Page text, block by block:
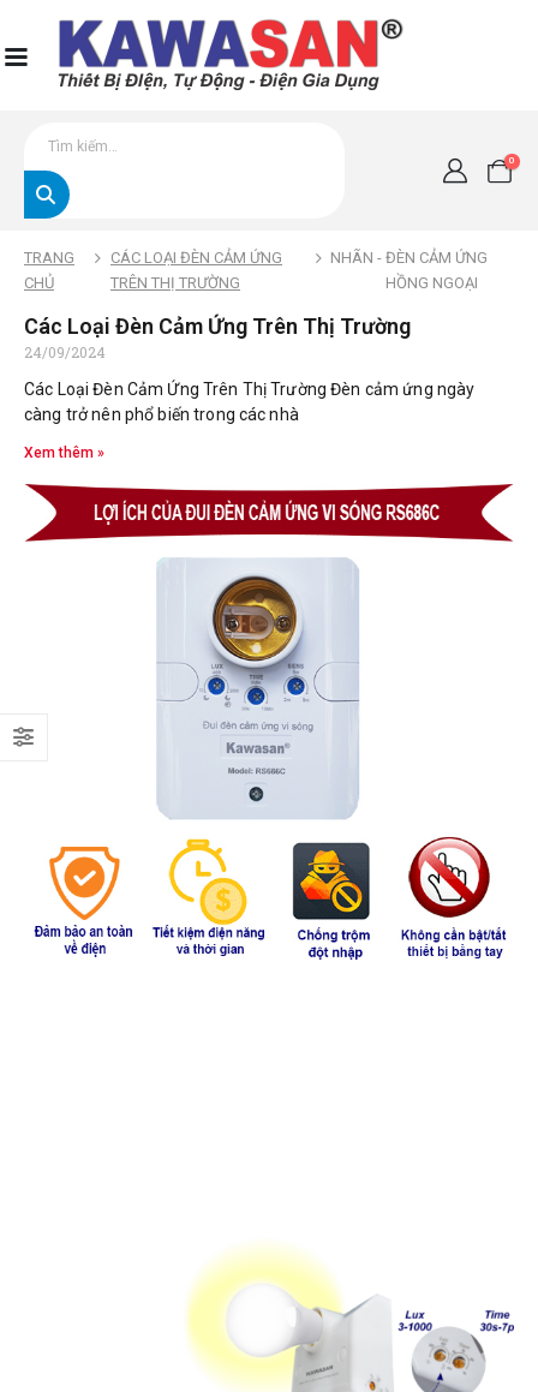
0
TRANG
CHỦ
CÁC LOẠI ĐÈN CẢM ỨNG
TRÊN THỊ TRƯỜNG
NHÃN -ĐÈN CẢM ỨNG
HỒNG NGOẠI
Các Loại Đèn Cảm Ứng Trên Thị Trường
24/09/2024
Các Loại Đèn Cảm Ứng Trên Thị Trường Đèn cảm ứng ngày
càng trở nên phổ biến trong các nhà
Xem thêm »